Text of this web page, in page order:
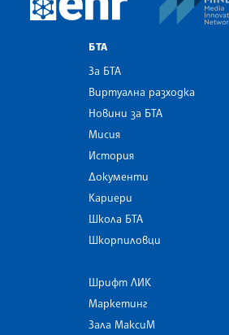
БТА
За БТА
Виртуална разходка
Новини за БТА
Мисия
История
Документи
Кариери
Школа БТА
Шкорпиловци
Шрифт ЛИК
Маркетинг
Зала МаксиМ